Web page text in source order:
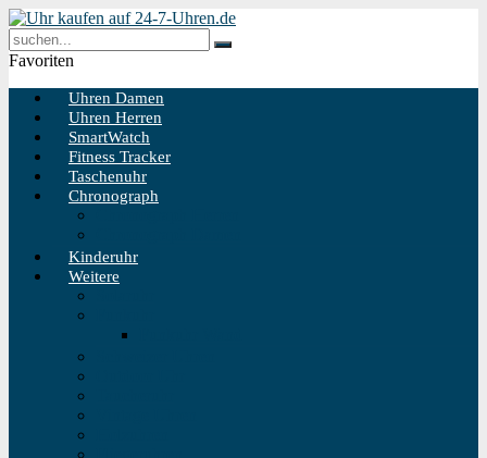
Favoriten
Uhren Damen
Uhren Herren
SmartWatch
Fitness Tracker
Taschenuhr
Chronograph
Kinderuhr
Weitere